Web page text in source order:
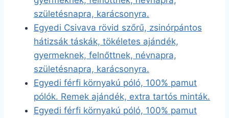
születésnapra, karácsonyra.
Egyedi Csivava rövid szőrű, zsinórpántos
hátizsák táskák, tökéletes ajándék,
gyermeknek, felnőttnek, névnapra,
születésnapra, karácsonyra.
Egyedi férfi környakú póló, 100% pamut
pólók. Remek ajándék, extra tartós minták.
Egyedi férfi környakú póló, 100% pamut